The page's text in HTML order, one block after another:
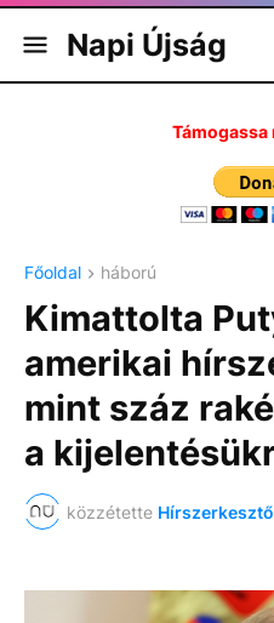
Napi Újság
Főoldal háború
Kimattolta
amerikai
mint száz
a
közzétette Hírszerkesztő